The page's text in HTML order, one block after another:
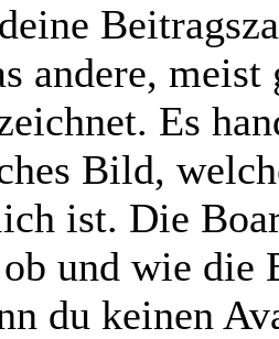
andere,
Es
Bild,
ist. Die
und wie die
du keinen